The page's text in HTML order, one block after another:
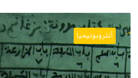
“تاسرغينت”
Taserɣint
اسم
أمازيغي
قديم
لـ”العربية”
أنثروبونيميا